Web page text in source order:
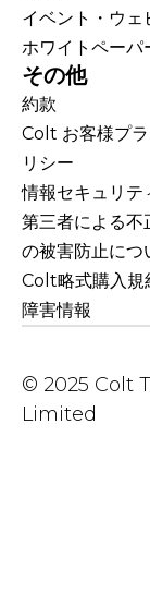
イベント・ウェ
ホワイトペーパ
その他
約款
Colt お客様プ
リシー
情報セキュリテ
第三者による不
の被害防止につ
Colt略式購入規
障害情報
© 2025 Colt
Limited